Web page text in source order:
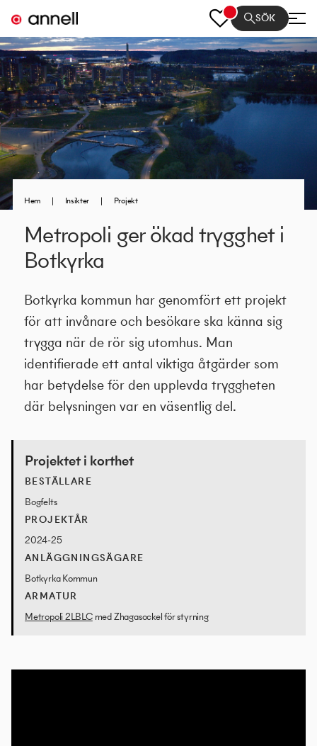
SÖK
Hem | Insikter | Projekt
Metropoli ger ökad trygghet i
Botkyrka
Botkyrka kommun har genomfört ett projekt
för att invånare och besökare ska känna sig
trygga när de rör sig utomhus. Man
identifierade ett antal viktiga åtgärder som
har betydelse för den upplevda tryggheten
där belysningen var en väsentlig del.
Projektet i korthet
BESTÄLLARE
Bogfelts
PROJEKTÅR
2024-25
ANLÄGGNINGSÄGARE
Botkyrka Kommun
ARMATUR
Metropoli 2LBLCmed Zhagasockel för styrning